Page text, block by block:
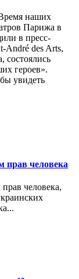
наших
Парижа в
в пресс-
André des Arts,
состоялись
героев».
увидеть
человека
человека,